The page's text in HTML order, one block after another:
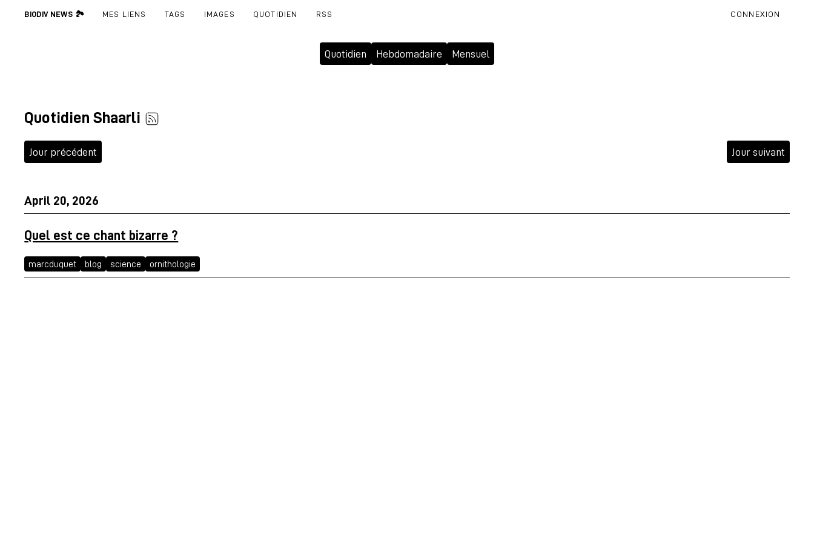
BIODIV NEWS 🏞 MES LIENS TAGS IMAGES QUOTIDIEN RSS CONNEXION
Quotidien Hebdomadaire Mensuel
Quotidien Shaarli
Jour précédent Jour suivant
April 20, 2026
Quel est ce chant bizarre ?
marcduquet blog science ornithologie